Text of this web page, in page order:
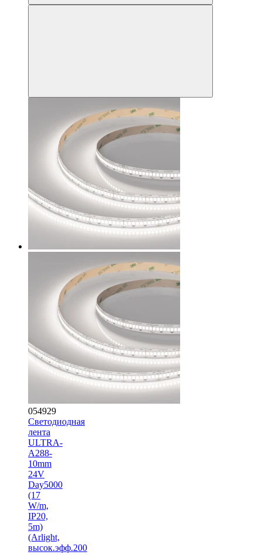
054929
Светодиодная
лента
ULTRA-
A288-
10mm
24V
Day5000
(17
W/m,
IP20,
5m)
(Arlight,
высок.эфф.200